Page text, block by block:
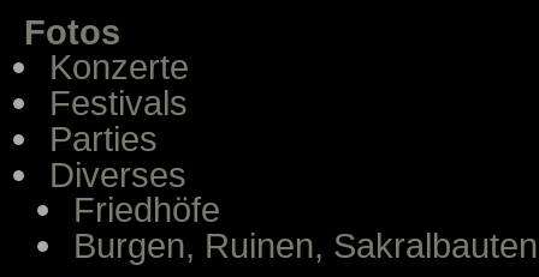
Fotos
Konzerte
Festivals
Parties
Diverses
Friedhöfe
Burgen, Ruinen, Sakralbauten